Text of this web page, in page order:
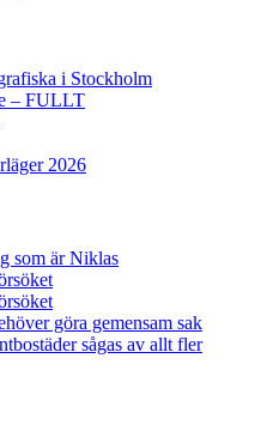
i Stockholm
– FULLT
2026
som är Niklas
göra gemensam sak
sågas av allt fler